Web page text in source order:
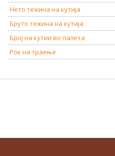
Нето тежина на кутија
Бруто тежина на кутија
Број на кутии во палета
Рок на траење